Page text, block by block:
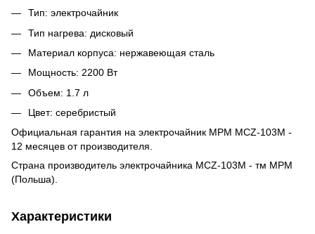
Тип: электрочайник
Тип нагрева: дисковый
Материал корпуса: нержавеющая сталь
Мощность: 2200 Вт
Объем: 1.7 л
Цвет: серебристый
Официальная гарантия на электрочайник MPM MCZ-103M -
12 месяцев от производителя.
Страна производитель электрочайника MCZ-103M - тм MPM
(Польша).
Характеристики